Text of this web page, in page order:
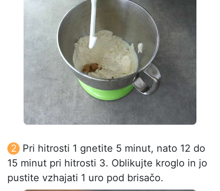
Pri hitrosti 1 gnetite 5 minut, nato 12 do
15 minut pri hitrosti 3. Oblikujte kroglo in jo
pustite vzhajati 1 uro pod brisačo.